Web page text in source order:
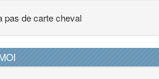
pas de carte cheval